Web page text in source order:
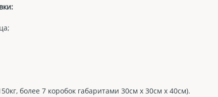
более 7 коробок габаритами 30см х 30см х 40см).